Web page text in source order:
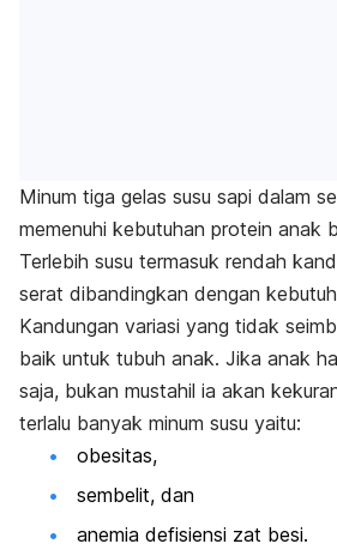
Minum tiga gelas susu sapi dalam
memenuhi kebutuhan protein anak
Terlebih susu termasuk rendah
serat dibandingkan dengan
Kandungan variasi yang tidak
baik untuk tubuh anak. Jika anak
saja, bukan mustahil ia akan
terlalu banyak minum susu yaitu:
obesitas,
sembelit, dan
anemia defisiensi zat besi.